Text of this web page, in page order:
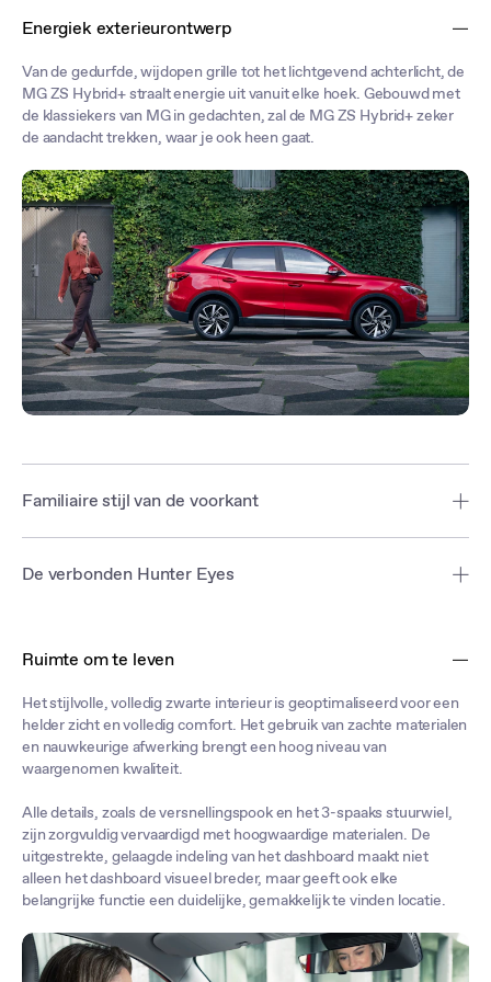
Energiek exterieurontwerp
Van de gedurfde, wijdopen grille tot het lichtgevend achterlicht, de
MG ZS Hybrid+ straalt energie uit vanuit elke hoek. Gebouwd met
de klassiekers van MG in gedachten, zal de MG ZS Hybrid+ zeker
de aandacht trekken, waar je ook heen gaat.
Familiaire stijl van de voorkant
Het verbluffende gezicht van de ZS Hybrid+ is verdeeld in twee
lagen. De bovenste laag bevat verbonden koplampen en de
onderste laag heeft een prominente, zelfverzekerde grille,
De verbonden Hunter Eyes
uitstraling ontstaat. In elke lamp bevindt zich een LED PES*-
Ruimte om te leven
Het stijlvolle, volledig zwarte interieur is geoptimaliseerd voor een
helder zicht en volledig comfort. Het gebruik van zachte materialen
en nauwkeurige afwerking brengt een hoog niveau van
waargenomen kwaliteit.
Alle details, zoals de versnellingspook en het 3-spaaks stuurwiel,
zijn zorgvuldig vervaardigd met hoogwaardige materialen. De
uitgestrekte, gelaagde indeling van het dashboard maakt niet
alleen het dashboard visueel breder, maar geeft ook elke
belangrijke functie een duidelijke, gemakkelijk te vinden locatie.